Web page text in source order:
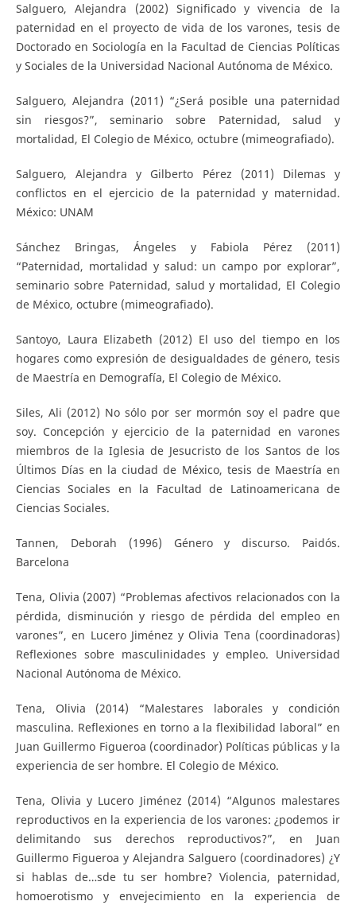
Salguero, Alejandra (2002) Significado y vivencia de la
paternidad en el proyecto de vida de los varones, tesis de
Doctorado en Sociología en la Facultad de Ciencias Políticas
y Sociales de la Universidad Nacional Autónoma de México.
Salguero, Alejandra (2011) “¿Será posible una paternidad
sin riesgos?”, seminario sobre Paternidad, salud y
mortalidad, El Colegio de México, octubre (mimeografiado).
Salguero, Alejandra y Gilberto Pérez (2011) Dilemas y
conflictos en el ejercicio de la paternidad y maternidad.
México: UNAM
Sánchez Bringas, Ángeles y Fabiola Pérez (2011)
“Paternidad, mortalidad y salud: un campo por explorar”,
seminario sobre Paternidad, salud y mortalidad, El Colegio
de México, octubre (mimeografiado).
Santoyo, Laura Elizabeth (2012) El uso del tiempo en los
hogares como expresión de desigualdades de género, tesis
de Maestría en Demografía, El Colegio de México.
Siles, Ali (2012) No sólo por ser mormón soy el padre que
soy. Concepción y ejercicio de la paternidad en varones
miembros de la Iglesia de Jesucristo de los Santos de los
Últimos Días en la ciudad de México, tesis de Maestría en
Ciencias Sociales en la Facultad de Latinoamericana de
Ciencias Sociales.
Tannen, Deborah (1996) Género y discurso. Paidós.
Barcelona
Tena, Olivia (2007) “Problemas afectivos relacionados con la
pérdida, disminución y riesgo de pérdida del empleo en
varones”, en Lucero Jiménez y Olivia Tena (coordinadoras)
Reflexiones sobre masculinidades y empleo. Universidad
Nacional Autónoma de México.
Tena, Olivia (2014) “Malestares laborales y condición
masculina. Reflexiones en torno a la flexibilidad laboral” en
Juan Guillermo Figueroa (coordinador) Políticas públicas y la
experiencia de ser hombre. El Colegio de México.
Tena, Olivia y Lucero Jiménez (2014) “Algunos malestares
reproductivos en la experiencia de los varones: ¿podemos ir
delimitando sus derechos reproductivos?”, en Juan
Guillermo Figueroa y Alejandra Salguero (coordinadores) ¿Y
si hablas de…sde tu ser hombre? Violencia, paternidad,
homoerotismo y envejecimiento en la experiencia de